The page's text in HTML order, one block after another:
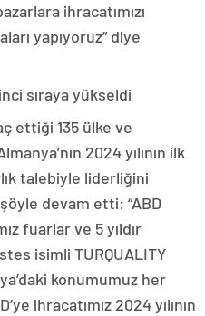
ihracatımızı
yapıyoruz” diye
sıraya yükseldi
ettiği 135 ülke ve
2024 yılının ilk
talebiyle liderliğini
devam etti: “ABD
fuarlar ve 5 yıldır
isimli TURQUALITY
konumumuz her
ihracatımız 2024 yılının